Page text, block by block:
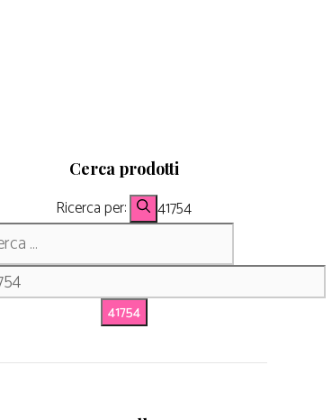
Cerca prodotti
Ricerca per: 41754